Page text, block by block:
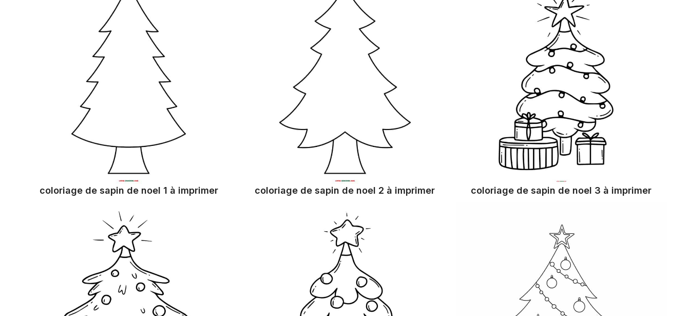
coloriage de sapin de noel 1 à imprimer coloriage de sapin de noel 2 à imprimer coloriage de sapin de noel 3 à imprimer